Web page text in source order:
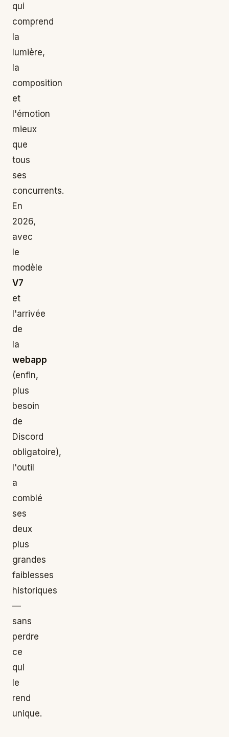
qui
comprend
la
lumière,
la
composition
et
l'émotion
mieux
que
tous
ses
concurrents.
En
2026,
avec
le
modèle
V7
et
l'arrivée
de
la
webapp
(enfin,
plus
besoin
de
Discord
obligatoire),
l'outil
a
comblé
ses
deux
plus
grandes
faiblesses
historiques
—
sans
perdre
ce
qui
le
rend
unique.